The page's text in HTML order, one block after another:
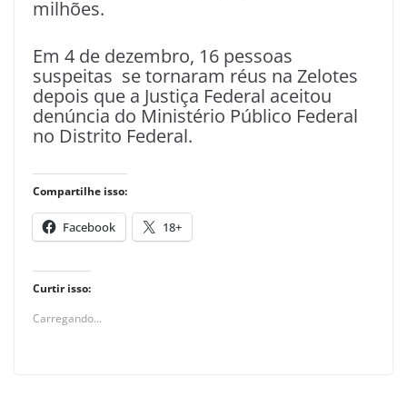
milhões.
Em 4 de dezembro, 16 pessoas
suspeitas se tornaram réus na Zelotes
depois que a Justiça Federal aceitou
denúncia do Ministério Público Federal
no Distrito Federal.
Compartilhe isso:
Facebook 18+
Curtir isso:
Carregando...